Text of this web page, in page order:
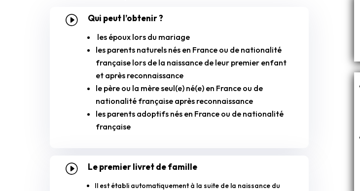
I Qui peut l’obtenir ?
les époux lors du mariage
les parents naturels nés en France ou de nationalité
française lors de la naissance de leur premier enfant
et après reconnaissance
le père ou la mère seul(e) né(e) en France ou de
nationalité française après reconnaissance
les parents adoptifs nés en France ou de nationalité
française
I Le premier livret de famille
Il est établi automatiquement à la suite de la naissance du